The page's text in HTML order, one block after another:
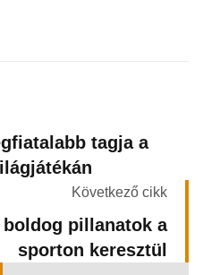
tagja a
Következő cikk
pillanatok a
sporton keresztül